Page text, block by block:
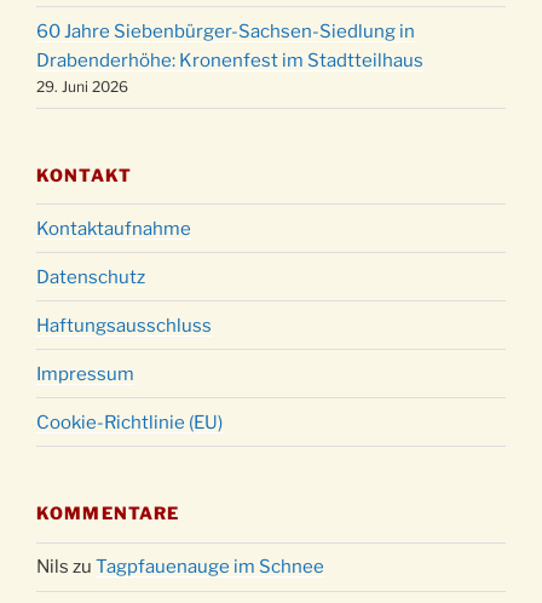
31.12.
Gottesdienst zu Silvester in der Kirche um
18:00 Uhr
60 Jahre Siebenbürger-Sachsen-Siedlung in
Drabenderhöhe: Kronenfest im Stadtteilhaus
29. Juni 2026
KONTAKT
Kontaktaufnahme
Datenschutz
Haftungsausschluss
Impressum
Cookie-Richtlinie (EU)
KOMMENTARE
Nils zu Tagpfauenauge im Schnee